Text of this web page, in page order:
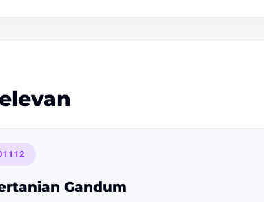
Gandum